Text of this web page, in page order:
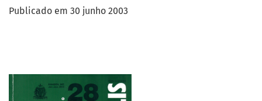
Publicado em 30 junho 2003